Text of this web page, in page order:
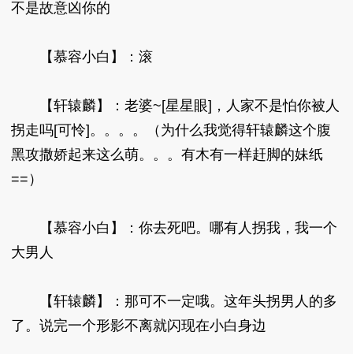
不是故意凶你的
【慕容小白】：滚
【轩辕麟】：老婆~[星星眼]，人家不是怕你被人
拐走吗[可怜]。。。。（为什么我觉得轩辕麟这个腹
黑攻撒娇起来这么萌。。。有木有一样赶脚的妹纸
==）
【慕容小白】：你去死吧。哪有人拐我，我一个
大男人
【轩辕麟】：那可不一定哦。这年头拐男人的多
了。说完一个形影不离就闪现在小白身边